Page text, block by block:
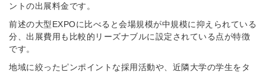
ントの出展料金です。
前述の大型EXPOに比べると会場規模が中規模に抑えられている
分、出展費用も比較的リーズナブルに設定されている点が特徴
です。
地域に絞ったピンポイントな採用活動や、近隣大学の学生をタ